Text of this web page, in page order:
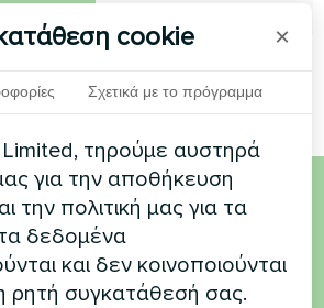
αγοράσετε ή
cookie ×
Σχετικά με το πρόγραμμα
τηρούμε αυστηρά
για την αποθήκευση
την πολιτική μας για τα
δεδομένα
και δεν κοινοποιούνται
ρητή συγκατάθεσή σας.